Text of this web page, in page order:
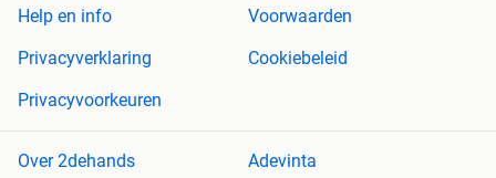
Help en info
Voorwaarden
Privacyverklaring
Cookiebeleid
Privacyvoorkeuren
Over 2dehands
Adevinta